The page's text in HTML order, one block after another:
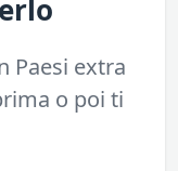
Paesi extra
o poi ti